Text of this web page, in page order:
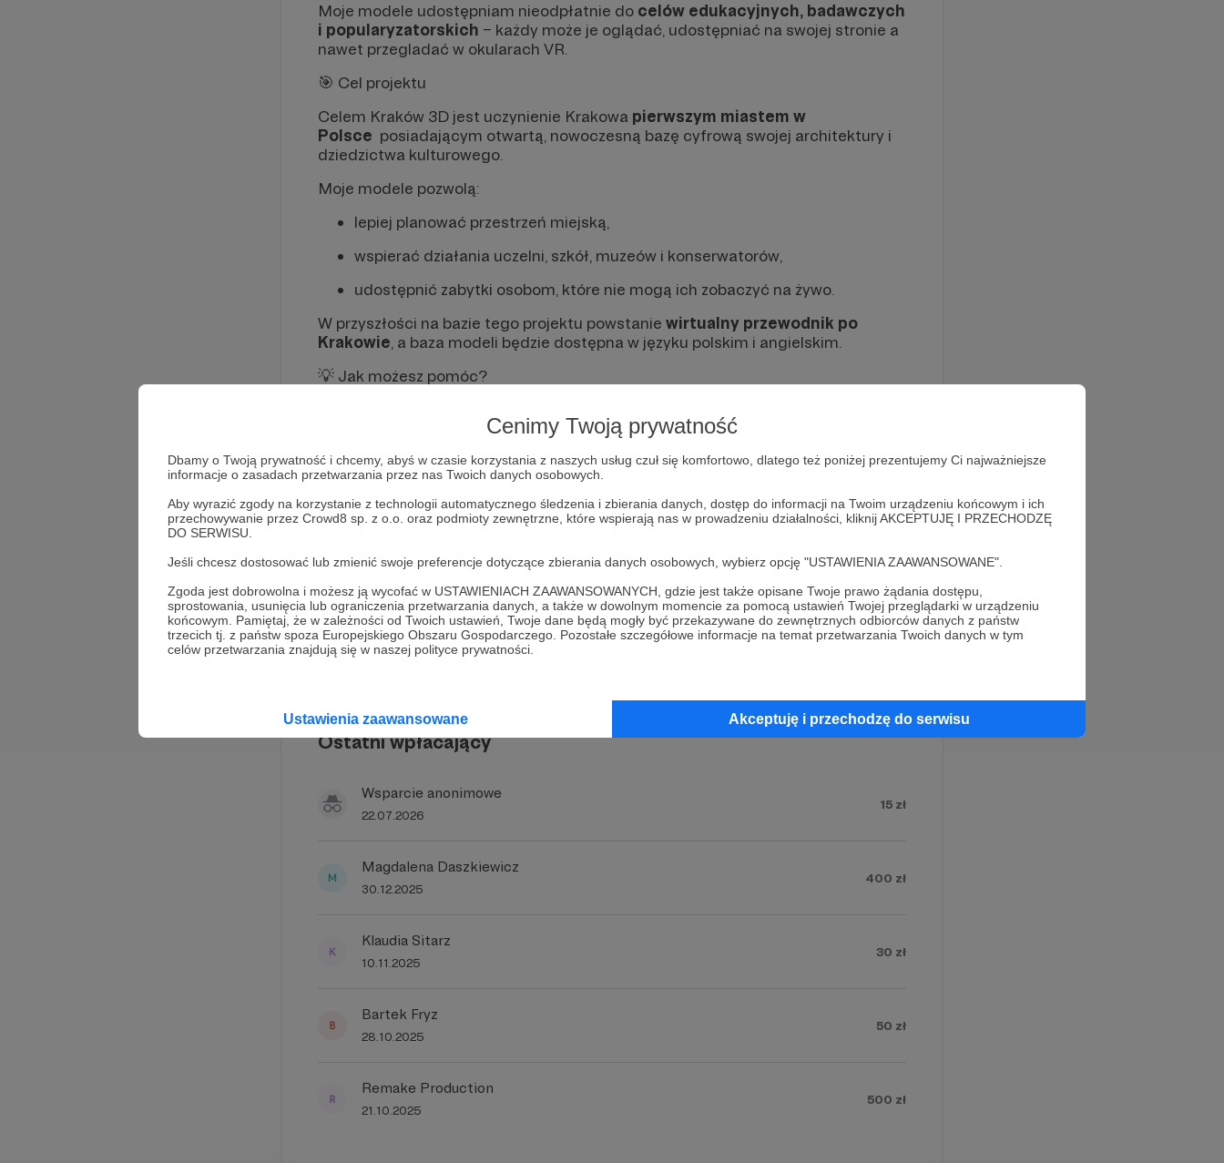
Cenimy Twoją prywatność
Dbamy o Twoją prywatność i chcemy, abyś w czasie korzystania z naszych usług czuł się komfortowo, dlatego też poniżej prezentujemy Ci najważniejsze
informacje o zasadach przetwarzania przez nas Twoich danych osobowych.
Aby wyrazić zgody na korzystanie z technologii automatycznego śledzenia i zbierania danych, dostęp do informacji na Twoim urządzeniu końcowym i ich
przechowywanie przez Crowd8 sp. z o.o. oraz podmioty zewnętrzne, które wspierają nas w prowadzeniu działalności, kliknij AKCEPTUJĘ I PRZECHODZĘ
DO SERWISU.
Jeśli chcesz dostosować lub zmienić swoje preferencje dotyczące zbierania danych osobowych, wybierz opcję "USTAWIENIA ZAAWANSOWANE".
Zgoda jest dobrowolna i możesz ją wycofać w USTAWIENIACH ZAAWANSOWANYCH, gdzie jest także opisane Twoje prawo żądania dostępu,
sprostowania, usunięcia lub ograniczenia przetwarzania danych, a także w dowolnym momencie za pomocą ustawień Twojej przeglądarki w urządzeniu
końcowym. Pamiętaj, że w zależności od Twoich ustawień, Twoje dane będą mogły być przekazywane do zewnętrznych odbiorców danych z państw
trzecich tj. z państw spoza Europejskiego Obszaru Gospodarczego. Pozostałe szczegółowe informacje na temat przetwarzania Twoich danych w tym
celów przetwarzania znajdują się w naszej polityce prywatności.
Ustawienia zaawansowane Akceptuję i przechodzę do serwisu
Moje modele udostępniam nieodpłatnie do celów edukacyjnych, badawczych
i popularyzatorskich – każdy może je oglądać, udostępniać na swojej stronie a
nawet przegladać w okularach VR.
🎯 Cel projektu
Celem Kraków 3D jest uczynienie Krakowa pierwszym miastem w
Polsce posiadającym otwartą, nowoczesną bazę cyfrową swojej architektury i
dziedzictwa kulturowego.
Moje modele pozwolą:
lepiej planować przestrzeń miejską,
wspierać działania uczelni, szkół, muzeów i konserwatorów,
udostępnić zabytki osobom, które nie mogą ich zobaczyć na żywo.
W przyszłości na bazie tego projektu powstanie wirtualny przewodnik po
Krakowie , a baza modeli będzie dostępna w języku polskim i angielskim.
💡 Jak możesz pomóc?
tworzyć kolejne modele, rozbudować stronęKrakow3D.pl, opłacić hosting i
🔸 Im większe wsparcie, tym więcej zrealizowanych obiektów.
🔸 Uwaga: Patroni z największym wkładem zostaną oficjalnie wymienieni na
stronie projektu.
Autor projektu:
Marcin Pojałowski– twórca kanału i portaluKraków z nieba , dokumentalista
miasta z pasją do architektury i historii. Moje filmy obejrzało już ponad3 miliony
widzów. Teraz czas przenieść Kraków do świata modeli 3D.
Ostatni wpłacający
Wsparcie anonimowe
22.07.2026
15 zł
Magdalena Daszkiewicz
30.12.2025
400 zł
Klaudia Sitarz
10.11.2025
30 zł
Bartek Fryz
28.10.2025
50 zł
Remake Production
21.10.2025
500 zł